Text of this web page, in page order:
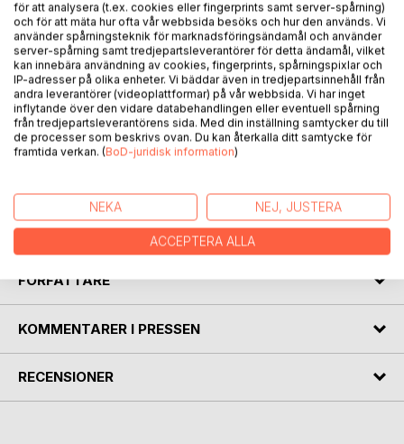
fäbodvallar, jämförelsekartor över Vallsta by, många
spännande utdrag ur domböckerna, en heltäckande
dokumentation av byns samtliga nio bondgårdar, från de
första skattelängderna på 1500-talet, till de modernare
husförhören och övriga källor fram till 1700-talets slut, vilket
inkluderar alla drängar, pigor och övriga tjänstefolk, samt
husfolkets alla soldater, torpare och hantverkare, detaljerad
beskrivning över diverse platser. Plus några ur arkiven
över byns inägor 1790, och nyligen återupptäckta
fornlämningen Nådarvet, Sveriges motsvarighet till
ormavbildningshögen Serpent Mound i Ohio, USA.
FÖRFATTARE
KOMMENTARER I PRESSEN
RECENSIONER
för att analysera (t.ex. cookies eller fingerprints samt server-spårning)
och för att mäta hur ofta vår webbsida besöks och hur den används. Vi
använder spårningsteknik för marknadsföringsändamål och använder
server-spårning samt tredjepartsleverantörer för detta ändamål, vilket
kan innebära användning av cookies, fingerprints, spårningspixlar och
IP-adresser på olika enheter. Vi bäddar även in tredjepartsinnehåll från
andra leverantörer (videoplattformar) på vår webbsida. Vi har inget
inflytande över den vidare databehandlingen eller eventuell spårning
från tredjepartsleverantörens sida. Med din inställning samtycker du till
de processer som beskrivs ovan. Du kan återkalla ditt samtycke för
framtida verkan. (BoD-juridisk information)
NEKA NEJ, JUSTERA
ACCEPTERA ALLA